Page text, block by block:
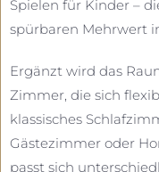
Spielen für Kinder –
spürbaren Mehrwert
Ergänzt wird das
Zimmer, die sich
klassisches
Gästezimmer oder
passt sich